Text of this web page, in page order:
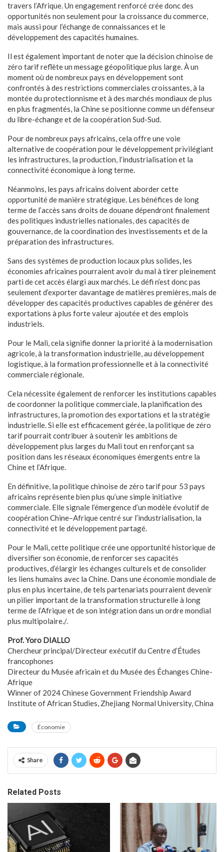
travers l’Afrique. Un engagement renforcé crée donc des
opportunités non seulement pour la croissance du commerce,
mais aussi pour l’échange de connaissances et le
développement des capacités humaines.
Il est également important de noter que la décision chinoise de
zéro tarif reflète un message géopolitique plus large. À un
moment où de nombreux pays en développement sont
confrontés à des restrictions commerciales croissantes, à la
montée du protectionnisme et à des marchés mondiaux de plus
en plus fragmentés, la Chine se positionne comme un défenseur
du libre-échange et de la coopération Sud-Sud.
Pour de nombreux pays africains, cela offre une voie
alternative de coopération pour le développement privilégiant
les infrastructures, la production, l’industrialisation et la
connectivité économique à long terme.
Néanmoins, les pays africains doivent aborder cette
opportunité de manière stratégique. Les bénéfices de long
terme de l’accès sans droits de douane dépendront finalement
des politiques industrielles nationales, des capacités de
gouvernance, de la coordination des investissements et de la
préparation des infrastructures.
Sans des systèmes de production locaux plus solides, les
économies africaines pourraient avoir du mal à tirer pleinement
parti de cet accès élargi aux marchés. Le défi n’est donc pas
seulement d’exporter davantage de matières premières, mais de
développer des capacités productives capables de générer des
exportations à plus forte valeur ajoutée et des emplois
industriels.
Pour le Mali, cela signifie donner la priorité à la modernisation
agricole, à la transformation industrielle, au développement
logistique, à la formation professionnelle et à la connectivité
commerciale régionale.
Cela nécessite également de renforcer les institutions capables
de coordonner la politique commerciale, la planification des
infrastructures, la promotion des exportations et la stratégie
industrielle. Si elle est efficacement gérée, la politique de zéro
tarif pourrait contribuer à soutenir les ambitions de
développement plus larges du Mali tout en renforçant sa
position dans les réseaux économiques émergents entre la
Chine et l’Afrique.
En définitive, la politique chinoise de zéro tarif pour 53 pays
africains représente bien plus qu’une simple initiative
commerciale. Elle signale l’émergence d’un modèle évolutif de
coopération Chine–Afrique centré sur l’industrialisation, la
connectivité et le développement partagé.
Pour le Mali, cette politique crée une opportunité historique de
diversifier son économie, de renforcer ses capacités
productives, d’élargir les échanges culturels et de consolider
les liens humains avec la Chine. Dans une économie mondiale de
plus en plus incertaine, de tels partenariats pourraient devenir
un pilier important de la transformation structurelle à long
terme de l’Afrique et de son intégration dans un ordre mondial
plus multipolaire./.
Prof. Yoro DIALLO
Chercheur principal/Directeur exécutif du Centre d’Études
francophones
Directeur du Musée africain et du Musée des Échanges Chine-
Afrique
Winner of 2024 Chinese Government Friendship Award
Institute of African Studies, Zhejiang Normal University, China
Économie
Share
Related Posts